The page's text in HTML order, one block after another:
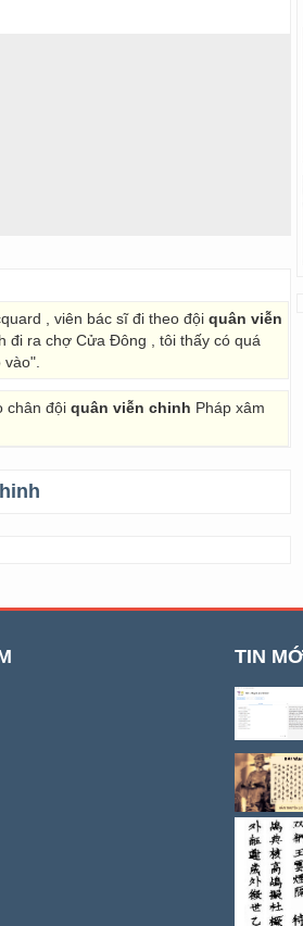
, viên bác sĩ đi theo đội quân viễn
đi ra chợ Cửa Đông , tôi thấy có quá
chân đội quân viễn chinh Pháp xâm
TIN